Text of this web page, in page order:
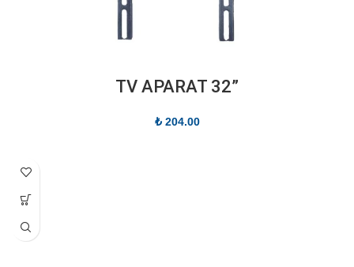
”TV APARAT 32
₺204.00